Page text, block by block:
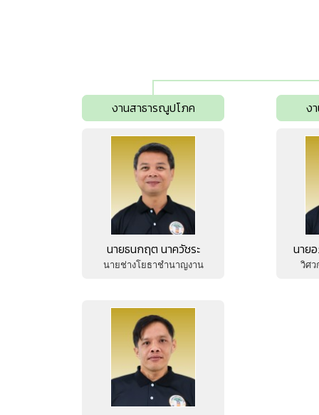
งานสาธารณูปโภค
นายธนกฤต นาควัชระ
นายช่างโยธาชำนาญงาน
ง
นาย
วิศว